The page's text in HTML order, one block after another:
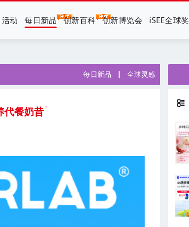
活动 每日新品 创新百科 创新博览会 iSEE全球奖
每日新品 全球灵感
餐奶昔